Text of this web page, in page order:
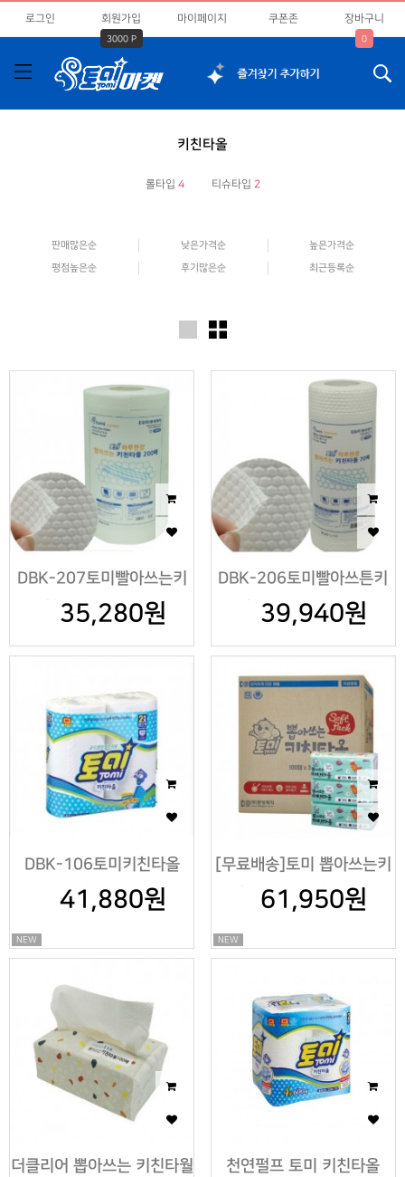
로그인 회원가입
3000 P
마이페이지 쿠폰존 장바구니
0
키친타올
롤타입 4 티슈타입 2
판매많은순 낮은가격순 높은가격순
평점높은순 후기많은순 최근등록순
DBK-207토미빨아쓰는키
친타올200매*2롤
35,280원
DBK-206토미빨아쓰튼키
친타올70매*12롤
39,940원
DBK-106토미키친타올
130매*2롤*20팩
41,880원
NEW
[무료배송]토미 뽑아쓰는키
친타올100매X60개
61,950원
NEW
더클리어 뽑아쓰는 키친타월
천연펄프 토미 키친타올